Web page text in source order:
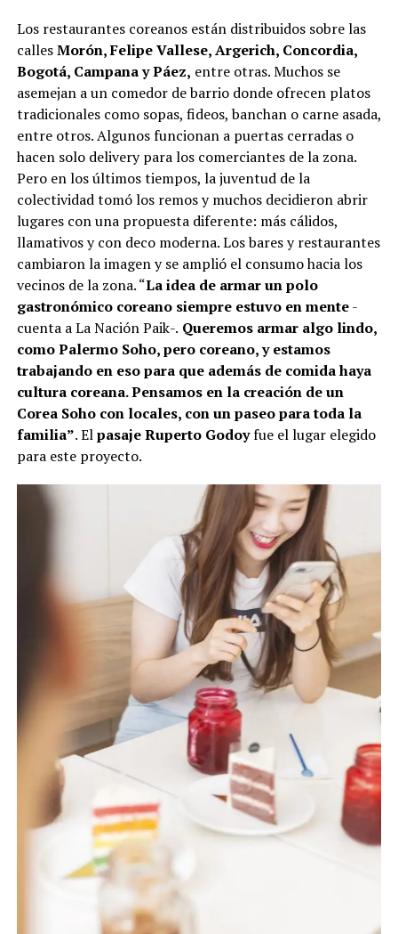
Los restaurantes coreanos están distribuidos sobre las
callesMorón, Felipe Vallese, Argerich, Concordia,
Bogotá, Campana y Páez, entre otras. Muchos se
asemejan a un comedor de barrio donde ofrecen platos
tradicionales como sopas, fideos, banchan o carne asada,
entre otros. Algunos funcionan a puertas cerradas o
hacen solo delivery para los comerciantes de la zona.
Pero en los últimos tiempos, la juventud de la
colectividad tomó los remos y muchos decidieron abrir
lugares con una propuesta diferente: más cálidos,
llamativos y con deco moderna. Los bares y restaurantes
cambiaron la imagen y se amplió el consumo hacia los
vecinos de la zona. “La idea de armar un polo
gastronómico coreano siempre estuvo en mente-
cuenta a La Nación Paik-. Queremos armar algo lindo,
como Palermo Soho, pero coreano, y estamos
trabajando en eso para que además de comida haya
cultura coreana. Pensamos en la creación de un
Corea Soho con locales, con un paseo para toda la
familia”. Elpasaje Ruperto Godoyfue el lugar elegido
para este proyecto.